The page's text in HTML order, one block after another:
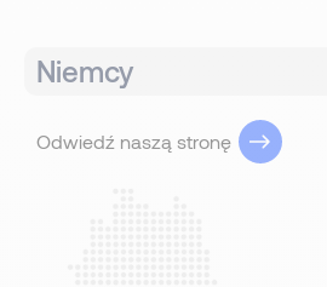
Niemcy
Odwiedź naszą stronę